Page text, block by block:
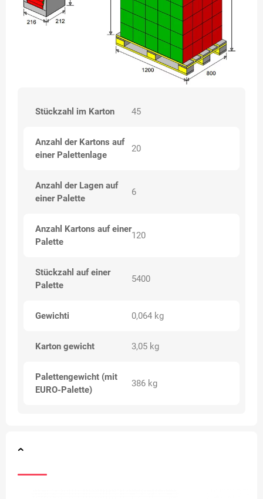
Stückzahl im Karton 45
Anzahl der Kartons auf
einer Palettenlage
20
Anzahl der Lagen auf
einer Palette
6
Anzahl Kartons auf einer
Palette
120
Stückzahl auf einer
Palette
5400
Gewichti 0,064 kg
Karton gewicht 3,05 kg
Palettengewicht (mit
EURO-Palette)
386 kg